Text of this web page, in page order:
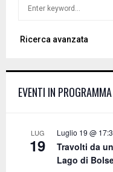
r
o
Ricerca avanzata
EVENTI IN PROGRAMMA
LUG
19
Luglio 19 @
Travolti da
Lago di